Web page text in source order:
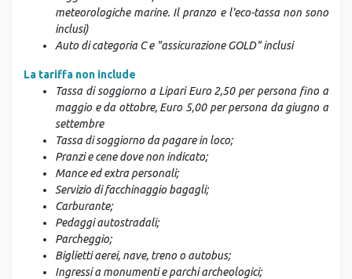
meteorologiche marine. Il pranzo e l'eco-tassa non sono
inclusi)
Auto di categoria C e "assicurazione GOLD" inclusi
La tariffa non include
Tassa di soggiorno a Lipari Euro 2,50 per persona fino a
maggio e da ottobre, Euro 5,00 per persona da giugno a
settembre
Tassa di soggiorno da pagare in loco;
Pranzi e cene dove non indicato;
Mance ed extra personali;
Servizio di facchinaggio bagagli;
Carburante;
Pedaggi autostradali;
Parcheggio;
Biglietti aerei, nave, treno o autobus;
Ingressi a monumenti e parchi archeologici;